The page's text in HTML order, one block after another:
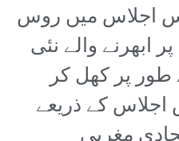
اجلاس میں روس
ابھرنے والے نئی
پر کھل کر
اجلاس کے ذریعے